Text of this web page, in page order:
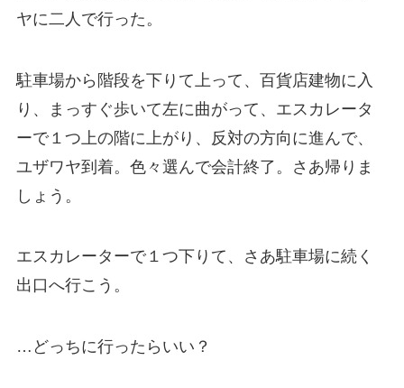
ヤに二人で行った。
駐車場から階段を下りて上って、百貨店建物に入
り、まっすぐ歩いて左に曲がって、エスカレータ
ーで１つ上の階に上がり、反対の方向に進んで、
ユザワヤ到着。色々選んで会計終了。さあ帰りま
しょう。
エスカレーターで１つ下りて、さあ駐車場に続く
出口へ行こう。
…どっちに行ったらいい？